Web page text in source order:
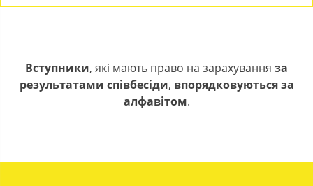
Вступники, які мають право на зарахування за
результатами співбесіди, впорядковуються за
алфавітом.